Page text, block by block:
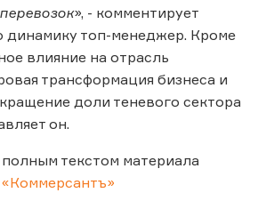
», - комментирует
топ-менеджер. Кроме
влияние на отрасль
трансформация бизнеса и
доли теневого сектора
он.
текстом материала
«Коммерсантъ»